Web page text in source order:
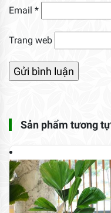
Email *
Trang web
Sản phẩm tương tự